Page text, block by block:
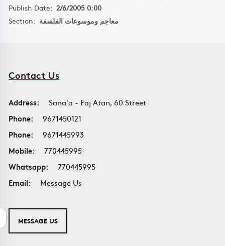
Publish Date: 2/6/2005 0:00
Section: معاجم وموسوعات الفلسفة
Contact Us
Address:
Sana'a - Faj Atan, 60 Street
Phone:
9671450121
Phone:
9671445993
Mobile:
770445995
Whatsapp:
770445995
Email:
Message Us
MESSAGE US